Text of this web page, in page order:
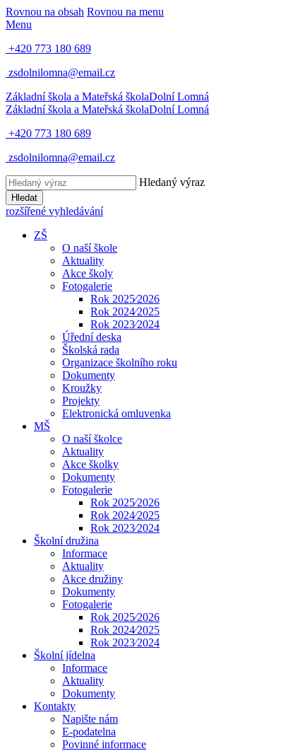
Rovnou na obsah Rovnou na menu
Menu
+420 773 180 689
zsdolnilomna@email.cz
Základní škola a Mateřská školaDolní Lomná
Základní škola a Mateřská školaDolní Lomná
+420 773 180 689
zsdolnilomna@email.cz
Hledaný výraz
Hledat
rozšířené vyhledávání
ZŠ
O naší škole
Aktuality
Akce školy
Fotogalerie
Rok 2025⁄2026
Rok 2024⁄2025
Rok 2023⁄2024
Úřední deska
Školská rada
Organizace školního roku
Dokumenty
Kroužky
Projekty
Elektronická omluvenka
MŠ
O naší školce
Aktuality
Akce školky
Dokumenty
Fotogalerie
Rok 2025⁄2026
Rok 2024⁄2025
Rok 2023⁄2024
Školní družina
Informace
Aktuality
Akce družiny
Dokumenty
Fotogalerie
Rok 2025⁄2026
Rok 2024⁄2025
Rok 2023⁄2024
Školní jídelna
Informace
Aktuality
Dokumenty
Kontakty
Napište nám
E-podatelna
Povinné informace